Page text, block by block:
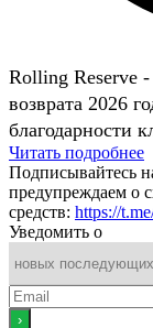
Rolling Reserve
возврата 2026
благодарности
Читать подробнее
Подписывайтесь
предупреждаем о
средств: https://
Уведомить о